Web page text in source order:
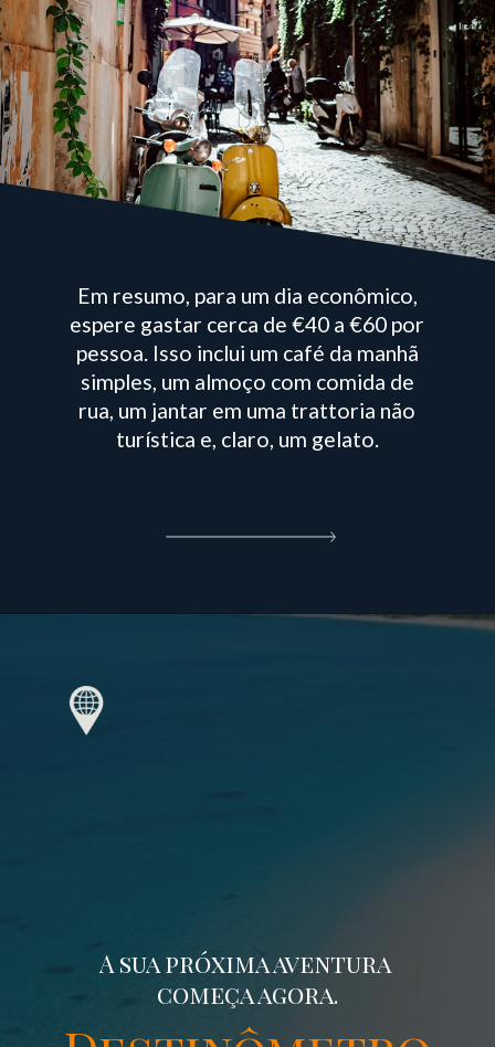
Em resumo, para um dia econômico,
espere gastar cerca de €40 a €60 por
pessoa. Isso inclui um café da manhã
simples, um almoço com comida de
rua, um jantar em uma trattoria não
turística e, claro, um gelato.
A sua próxima aventura
começa agora.